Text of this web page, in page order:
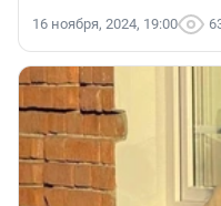
16 ноября, 2024, 19:00